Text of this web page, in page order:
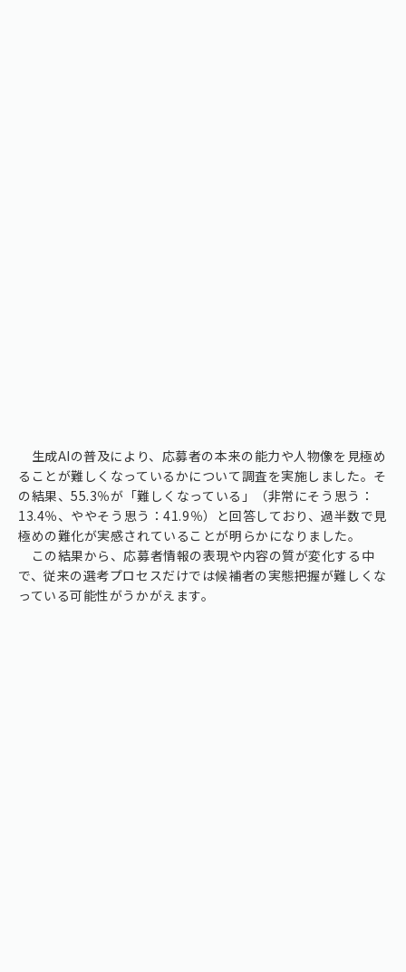
生成AIの普及により、応募者の本来の能力や人物像を見極め
ることが難しくなっているかについて調査を実施しました。そ
の結果、55.3％が「難しくなっている」（非常にそう思う：
13.4％、ややそう思う：41.9％）と回答しており、過半数で見
極めの難化が実感されていることが明らかになりました。
この結果から、応募者情報の表現や内容の質が変化する中
で、従来の選考プロセスだけでは候補者の実態把握が難しくな
っている可能性がうかがえます。